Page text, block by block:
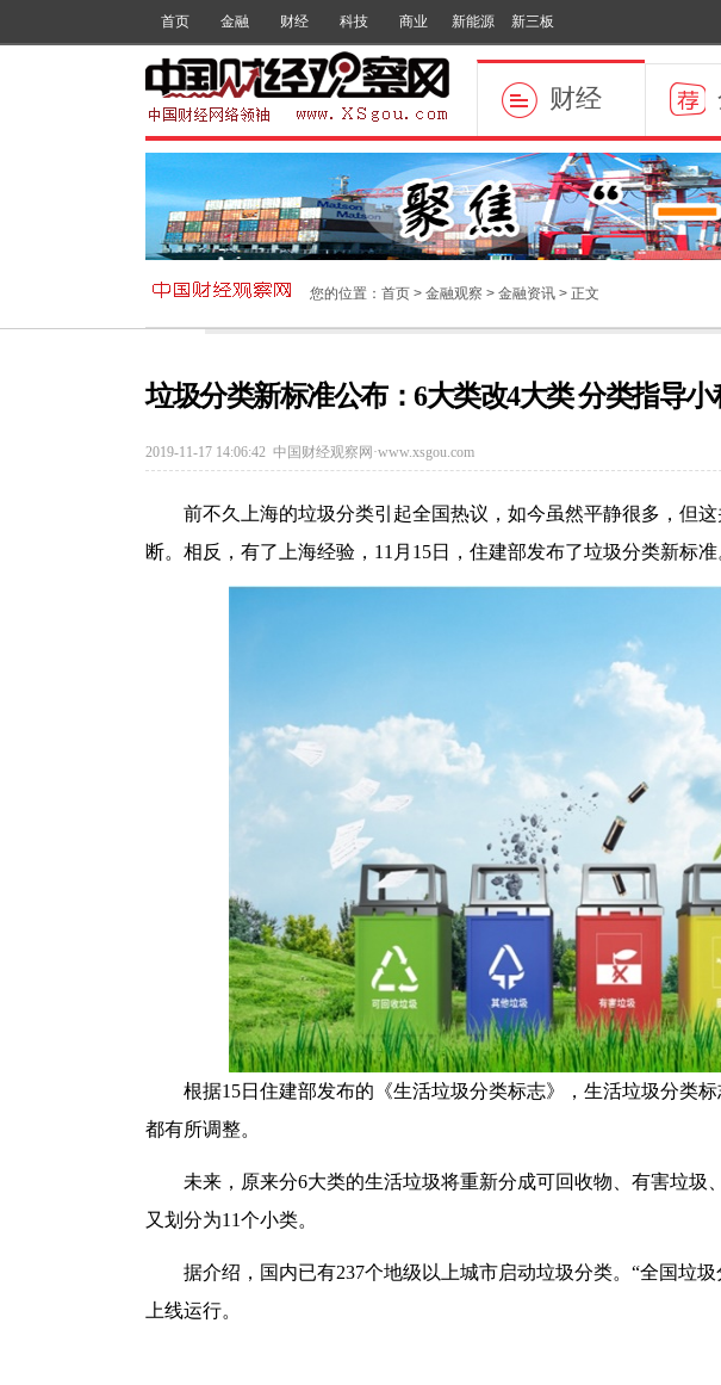
首页 金融 财经 科技 商业 新能源 新三板
财经
您的位置： 首页 > 金融观察 > 金融资讯 > 正文
垃圾分类新标准公布：6大类改4大类 分类指导
2019-11-17 14:06:42 中国财经观察网·www.xsgou.com
前不久上海的垃圾分类引起全国热议，如今虽然平静很多，但
断。相反，有了上海经验，11月15日，住建部发布了垃圾分类新标准
根据15日住建部发布的《生活垃圾分类标志》，生活垃圾分类
都有所调整。
未来，原来分6大类的生活垃圾将重新分成可回收物、有害垃圾
又划分为11个小类。
据介绍，国内已有237个地级以上城市启动垃圾分类。“全国垃
上线运行。